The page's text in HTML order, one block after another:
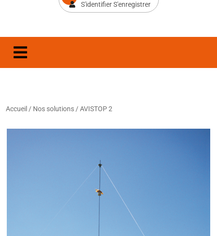
S'identifier S'enregistrer
Accueil / Nos solutions / AVISTOP 2